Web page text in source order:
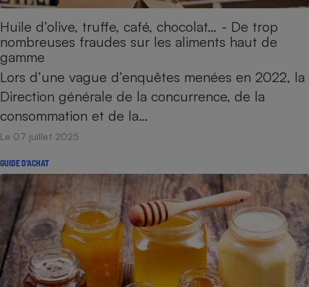
Huile d’olive, truffe, café, chocolat… - De trop
nombreuses fraudes sur les aliments haut de
gamme
Lors d’une vague d’enquêtes menées en 2022, la
Direction générale de la concurrence, de la
consommation et de la…
Le 07 juillet 2025
GUIDE D'ACHAT